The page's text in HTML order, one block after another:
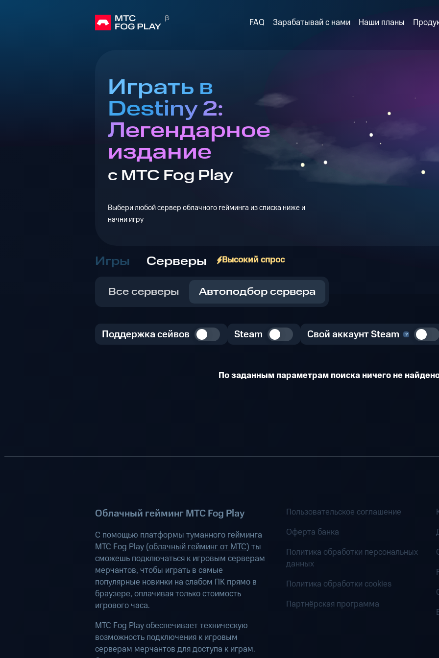
FAQ Зарабатывай с нами Наши планы
Играть в
Destiny 2:
Легендарное
издание
с МТС Fog Play
Выбери любой сервер облачного гейминга из списка ниже и
начни игру
Игры Серверы Высокий спрос
Все серверы Автоподбор сервера
Поддержка сейвов Steam Свой аккаунт Steam
По заданным параметрам поиска ничего не
Облачный гейминг МТС Fog Play
С помощью платформы туманного гейминга
МТС Fog Play (облачный гейминг от МТС) ты
сможешь подключаться к игровым серверам
мерчантов, чтобы играть в самые
популярные новинки на слабом ПК прямо в
браузере, оплачивая только стоимость
игрового часа.
МТС Fog Play обеспечивает техническую
возможность подключения к игровым
серверам мерчантов для доступа к играм.
Пользовательское соглашение
Оферта банка
Политика обработки персональных
данных
Политика обработки cookies
Партнёрская программа